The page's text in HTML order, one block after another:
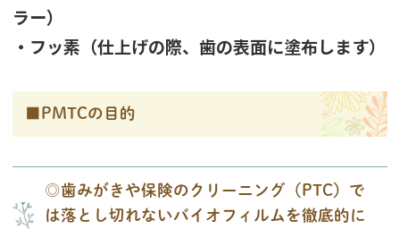
ラー）
・フッ素（仕上げの際、歯の表面に塗布します）
■PMTCの目的
◎歯みがきや保険のクリーニング（PTC）で
は落とし切れないバイオフィルムを徹底的に